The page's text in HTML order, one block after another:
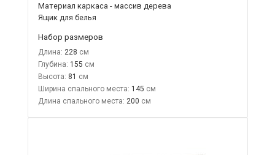
Материал каркаса - массив дерева
Ящик для белья
Набор размеров
Длина: 228
Глубина: 155
Высота: 81
Ширина спального места: 145
Длина спального места: 200